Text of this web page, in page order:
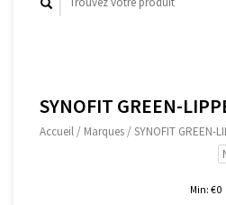
SYNOFIT GREEN-
Accueil / Marques /SYNOFIT GREEN-
Min: €0